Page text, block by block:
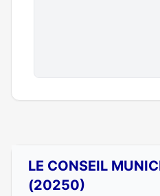
LE CONSEIL
(20250)